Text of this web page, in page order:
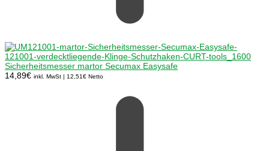
Sicherheitsmesser martor Secumax Easysafe
14,89€ inkl. MwSt | 12,51€ Netto